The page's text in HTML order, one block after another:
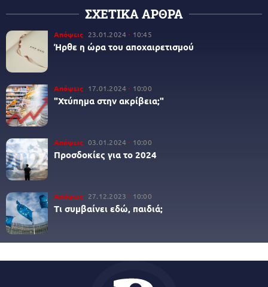
ΣΧΕΤΙΚΑ ΑΡΘΡΑ
Απόψεις 23.01.2024 10:45
Ήρθε η ώρα του αποχαιρετισμού
Απόψεις 17.01.2024 10:00
"Χτύπημα στην ακρίβεια;"
Απόψεις 03.01.2024 10:00
Προσδοκίες για το 2024
Απόψεις 27.12.2023 10:00
Τι συμβαίνει εδώ, παιδιά;